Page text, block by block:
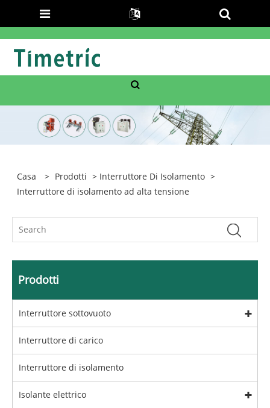
Casa > Prodotti > Interruttore Di Isolamento >
Interruttore di isolamento ad alta tensione
Prodotti
Interruttore sottovuoto
Interruttore di carico
Interruttore di isolamento
Isolante elettrico